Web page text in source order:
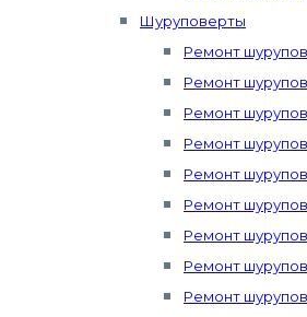
Шуруповерты
Ремонт
Ремонт
Ремонт
Ремонт
Ремонт
Ремонт
Ремонт
Ремонт
Ремонт